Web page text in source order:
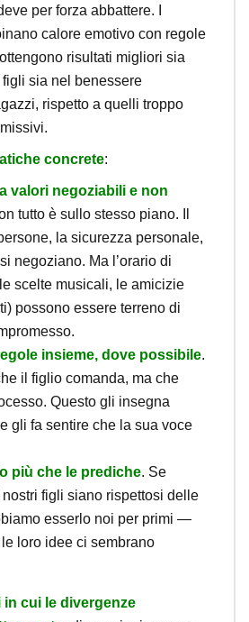
per forza abbattere. I
calore emotivo con regole
risultati migliori sia
sia nel benessere
rispetto a quelli troppo
concrete:
valori negoziabili e non
tutto è sullo stesso piano. Il
la sicurezza personale,
negoziano. Ma l’orario di
scelte musicali, le amicizie
possono essere terreno di
insieme, dove possibile.
il figlio comanda, ma che
Questo gli insegna
gli fa sentire che la sua voce
più che le prediche. Se
figli siano rispettosi delle
esserlo noi per primi —
loro idee ci sembrano
in cui le divergenze